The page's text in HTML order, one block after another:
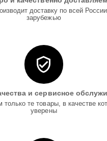
доставку по всей
зарубежью
и сервисное
только те товары, в качестве
уверены